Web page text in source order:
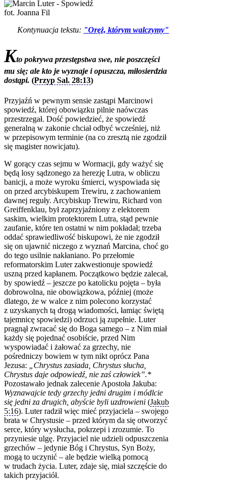
fot. Joanna Fil
Kontynuacja tekstu: "Oręż, którym walczymy"
Kto pokrywa przestępstwa swe, nie poszczęści
mu się; ale kto je wyznaje i opuszcza, miłosierdzia
dostąpi. (Przyp Sal. 28:13)
Przyjaźń w pewnym sensie zastąpi Marcinowi
spowiedź, której obowiązku pilnie naówczas
przestrzegał. Dość powiedzieć, że spowiedź
generalną w zakonie chciał odbyć wcześniej, niż
w przepisowym terminie (na co zresztą nie zgodził
się magister nowicjatu).
W gorący czas sejmu w Wormacji, gdy ważyć się
będą losy sądzonego za herezję Lutra, w obliczu
banicji, a może wyroku śmierci, wyspowiada się
on przed arcybiskupem Trewiru, z zachowaniem
dawnej reguły. Arcybiskup Trewiru, Richard von
Greiffenklau, był zaprzyjaźniony z elektorem
saskim, wielkim protektorem Lutra, stąd pewnie
zaufanie, które ten ostatni w nim pokładał; trzeba
oddać sprawiedliwość biskupowi, że nie zgodził
się on ujawnić niczego z wyznań Marcina, choć go
do tego usilnie nakłaniano. Po przełomie
reformatorskim Luter zakwestionuje spowiedź
uszną przed kapłanem. Początkowo będzie zalecał,
by spowiedź – jeszcze po katolicku pojęta – była
dobrowolna, nie obowiązkowa, później (może
dlatego, że w walce z nim polecono korzystać
z uzyskanych tą drogą wiadomości, łamiąc świętą
tajemnicę spowiedzi) odrzuci ją zupełnie. Luter
pragnął zwracać się do Boga samego – z Nim miał
każdy się pojednać osobiście, przed Nim
wyspowiadać i żałować za grzechy, nie
pośredniczy bowiem w tym nikt oprócz Pana
Jezusa:
„Chrystus zasiada, Chrystus słucha,
Chrystus daje odpowiedź, nie zaś człowiek”.*
Pozostawało jednak zalecenie Apostoła Jakuba:
Wyznawajcie tedy grzechy jedni drugim i módlcie
się jedni za drugich, abyście byli uzdrowieni (Jakub
5:16). Luter radził więc mieć przyjaciela – swojego
brata w Chrystusie – przed którym da się otworzyć
serce, który wysłucha, pokrzepi i zrozumie. To
przyniesie ulgę. Przyjaciel nie udzieli odpuszczenia
grzechów – jedynie Bóg i Chrystus, Syn Boży,
mogą to uczynić – ale będzie wielką pomocą
w trudach życia. Luter, zdaje się, miał szczęście do
takich przyjaciół.